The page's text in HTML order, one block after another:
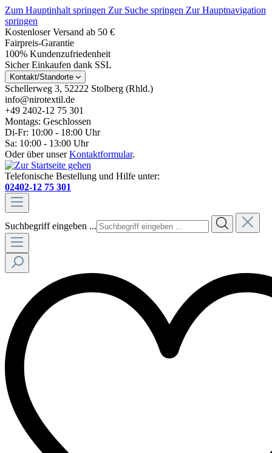
Zum Hauptinhalt springen Zur Suche springen Zur Hauptnavigation
springen
Kostenloser Versand ab 50 €
Fairpreis-Garantie
100% Kundenzufriedenheit
Sicher Einkaufen dank SSL
Kontakt/Standorte
Schellerweg 3, 52222 Stolberg (Rhld.)
info@nirotextil.de
+49 2402-12 75 301
Montags: Geschlossen
Di-Fr: 10:00 - 18:00 Uhr
Sa: 10:00 - 13:00 Uhr
Oder über unserKontaktformular.
Telefonische Bestellung und Hilfe unter:
02402-12 75 301
Suchbegriff eingeben ...